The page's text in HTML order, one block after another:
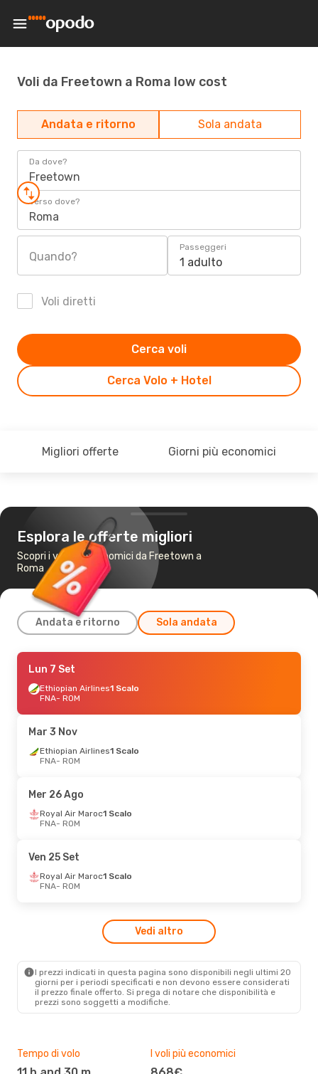
Voli da Freetown a Roma low cost
Andata e ritorno Sola andata
Da dove?
Freetown
Verso dove?
Roma
Quando?
Passeggeri
1 adulto
Voli diretti
Cerca Volo + Hotel
Cerca voli
Migliori offerte Giorni più economici
Esplora le offerte migliori
Scopri i voli più economici da Freetown a
Roma
Andata e ritorno Sola andata
Mer 30 Set
Royal Air Maroc1 Scalo
FNA- ROM
ROM- FNA
Lun 7 Set
Ethiopian Airlines1 Scalo
FNA- ROM
Mar 3 Nov
Ethiopian Airlines1 Scalo
FNA- ROM
Mer 26 Ago
Royal Air Maroc1 Scalo
FNA- ROM
Ven 25 Set
Royal Air Maroc1 Scalo
FNA- ROM
Vedi altro
I prezzi indicati in questa pagina sono disponibili negli ultimi 20
giorni per i periodi specificati e non devono essere considerati
il ​​prezzo finale offerto. Si prega di notare che disponibilità e
prezzi sono soggetti a modifiche.
Tempo di volo I voli più economici